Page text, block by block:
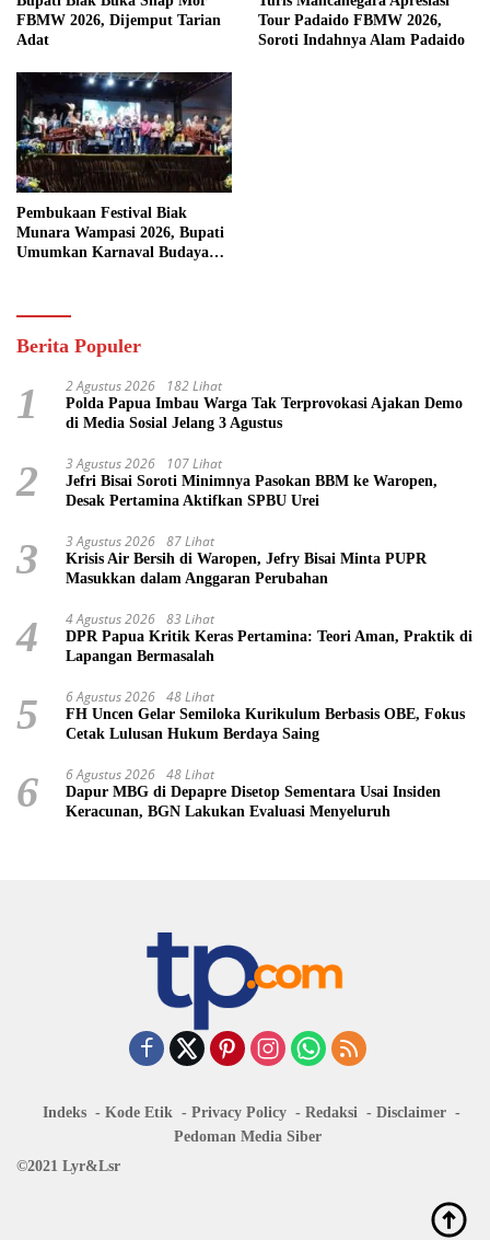
FBMW 2026, Dijemput Tarian
Adat
Tour Padaido FBMW 2026,
Soroti Indahnya Alam Padaido
Pembukaan Festival Biak
Munara Wampasi 2026, Bupati
Umumkan Karnaval Budaya
Berita Populer
1 2 Agustus 2026 182 Lihat
Polda Papua Imbau Warga Tak Terprovokasi Ajakan Demo
di Media Sosial Jelang 3 Agustus
2 3 Agustus 2026 107 Lihat
Jefri Bisai Soroti Minimnya Pasokan BBM ke Waropen,
Desak Pertamina Aktifkan SPBU Urei
3 3 Agustus 2026 87 Lihat
Krisis Air Bersih di Waropen, Jefry Bisai Minta PUPR
Masukkan dalam Anggaran Perubahan
4 4 Agustus 2026 83 Lihat
DPR Papua Kritik Keras Pertamina: Teori Aman, Praktik di
Lapangan Bermasalah
5 6 Agustus 2026 48 Lihat
FH Uncen Gelar Semiloka Kurikulum Berbasis OBE, Fokus
Cetak Lulusan Hukum Berdaya Saing
6 6 Agustus 2026 48 Lihat
Dapur MBG di Depapre Disetop Sementara Usai Insiden
Keracunan, BGN Lakukan Evaluasi Menyeluruh
Indeks Kode Etik Privacy Policy Redaksi
Disclaimer
Pedoman Media Siber
©2021 Lyr&Lsr